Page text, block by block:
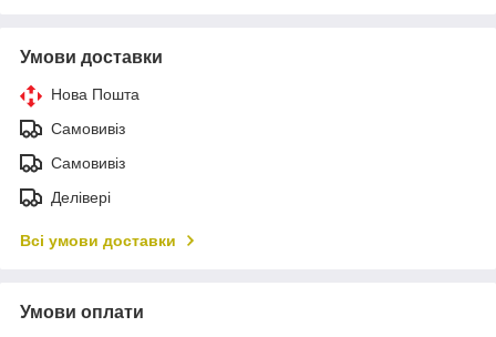
Умови доставки
Нова Пошта
Самовивіз
Самовивіз
Делівері
Всі умови доставки
Умови оплати